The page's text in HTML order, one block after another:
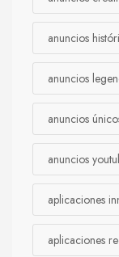
anuncios
anuncios
anuncios
anuncios
aplicaciones
aplicaciones